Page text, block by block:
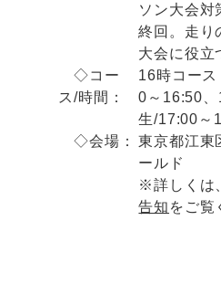
ソン大会対
終回。走り
大会に役立
◇コー
ス/時間：
16時コー
0～16:50、
生/17:00～
◇会場：
東京都江東
ールド
※詳しくは
告知 をご覧